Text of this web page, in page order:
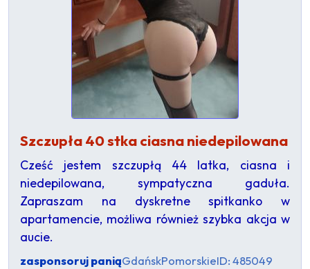
Szczupła 40 stka ciasna niedepilowana
Cześć jestem szczupłą 44 latka, ciasna i
niedepilowana, sympatyczna gaduła.
Zapraszam na dyskretne spitkanko w
apartamencie, możliwa również szybka akcja w
aucie.
zasponsoruj paniąGdańskPomorskieID: 485049